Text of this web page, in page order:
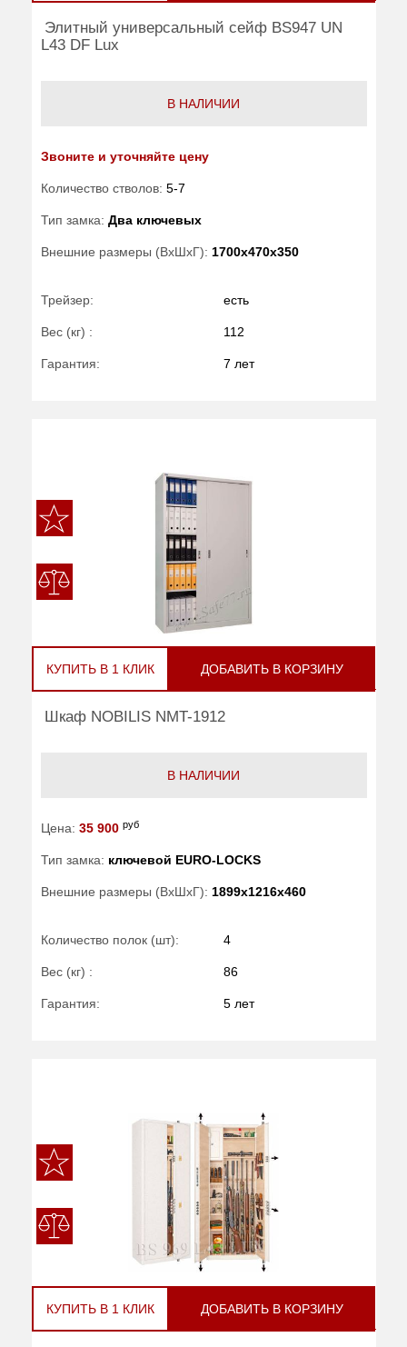
Элитный универсальный сейф BS947 UN
L43 DF Lux
В НАЛИЧИИ
Звоните и уточняйте цену
Количество стволов: 5-7
Тип замка: Два ключевых
Внешние размеры (ВхШхГ): 1700x470x350
Трейзер: есть
Вес (кг) : 112
Гарантия: 7 лет
КУПИТЬ В 1 КЛИК ДОБАВИТЬ В КОРЗИНУ
Шкаф NOBILIS NMT-1912
В НАЛИЧИИ
Цена: 35 900 руб
Тип замка: ключевой EURO-LOCKS
Внешние размеры (ВхШхГ): 1899x1216x460
Количество полок (шт): 4
Вес (кг) : 86
Гарантия: 5 лет
КУПИТЬ В 1 КЛИК ДОБАВИТЬ В КОРЗИНУ